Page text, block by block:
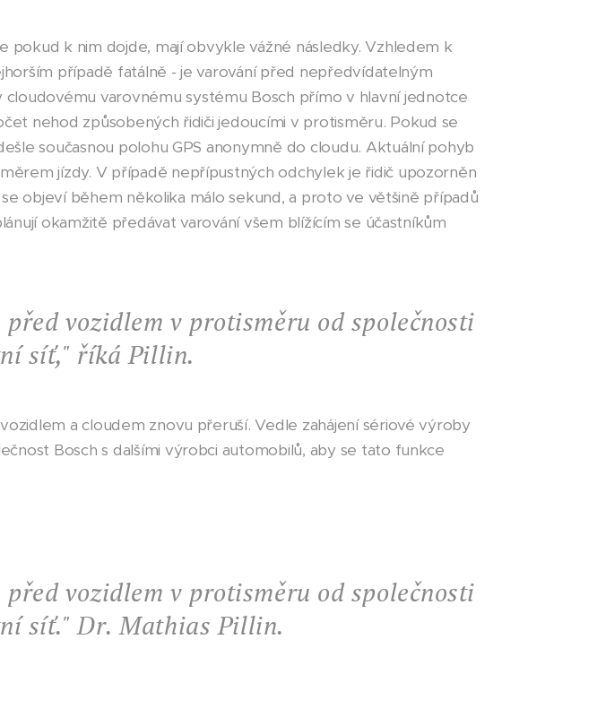
k nim dojde, mají obvykle vážné následky. Vzhledem k
případě fatálně - je varování před nepředvídatelným
varovnému systému Bosch přímo v hlavní jednotce
nehod způsobených řidiči jedoucími v protisměru. Pokud se
současnou polohu GPS anonymně do cloudu. Aktuální pohyb
jízdy. V případě nepřípustných odchylek je řidič upozorněn
objeví během několika málo sekund, a proto ve většině případů
okamžitě předávat varování všem blížícím se účastníkům
vozidlem v protisměru od společnosti
síť," říkáPillin.
a cloudem znovu přeruší. Vedle zahájení sériové výroby
Bosch s dalšími výrobci automobilů, aby se tato funkce
vozidlem v protisměru od společnosti
síť."Dr. Mathias Pillin.